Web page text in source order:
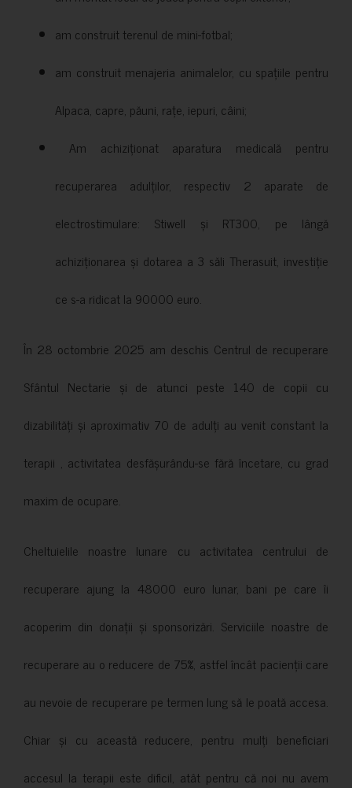
am construit terenul de mini-fotbal;
am construit menajeria animalelor, cu spațiile pentru
Alpaca, capre, păuni, rațe, iepuri, câini;
Am achiziționat aparatura medicală pentru
recuperarea adulților, respectiv 2 aparate de
electrostimulare: Stiwell și RT300, pe lângă
achiziționarea și dotarea a 3 săli Therasuit, investiție
ce s-a ridicat la 90000 euro.
În 28 octombrie 2025 am deschis Centrul de recuperare
Sfântul Nectarie și de atunci peste 140 de copii cu
dizabilități și aproximativ 70 de adulți au venit constant la
terapii , activitatea desfășurându-se fără încetare, cu grad
maxim de ocupare.
Cheltuielile noastre lunare cu activitatea centrului de
recuperare ajung la 48000 euro lunar, bani pe care îi
acoperim din donații și sponsorizări. Serviciile noastre de
recuperare au o reducere de 75%, astfel încât pacienții care
au nevoie de recuperare pe termen lung să le poată accesa.
Chiar și cu această reducere, pentru mulți beneficiari
accesul la terapii este dificil, atât pentru că noi nu avem